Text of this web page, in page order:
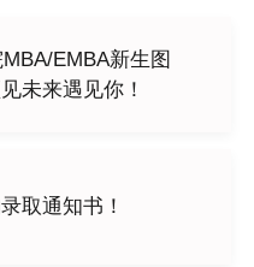
EMBA新生图
未来遇见你！
取通知书！